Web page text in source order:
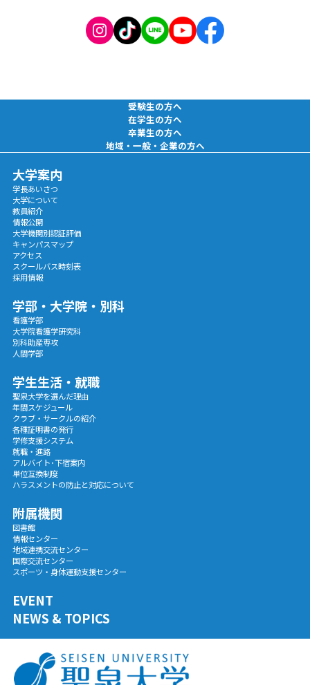
受験生の方へ
在学生の方へ
卒業生の方へ
地域・一般・企業の方へ
大学案内
学長あいさつ
大学について
教員紹介
情報公開
大学機関別認証評価
キャンパスマップ
アクセス
スクールバス時刻表
採用情報
学部・大学院・別科
看護学部
大学院看護学研究科
別科助産専攻
人間学部
学生生活・就職
聖泉大学を選んだ理由
年間スケジュール
クラブ・サークルの紹介
各種証明書の発行
学修支援システム
就職・進路
アルバイト･下宿案内
単位互換制度
ハラスメントの防止と対応について
附属機関
図書館
情報センター
地域連携交流センター
国際交流センター
スポーツ・身体運動支援センター
EVENT
NEWS & TOPICS